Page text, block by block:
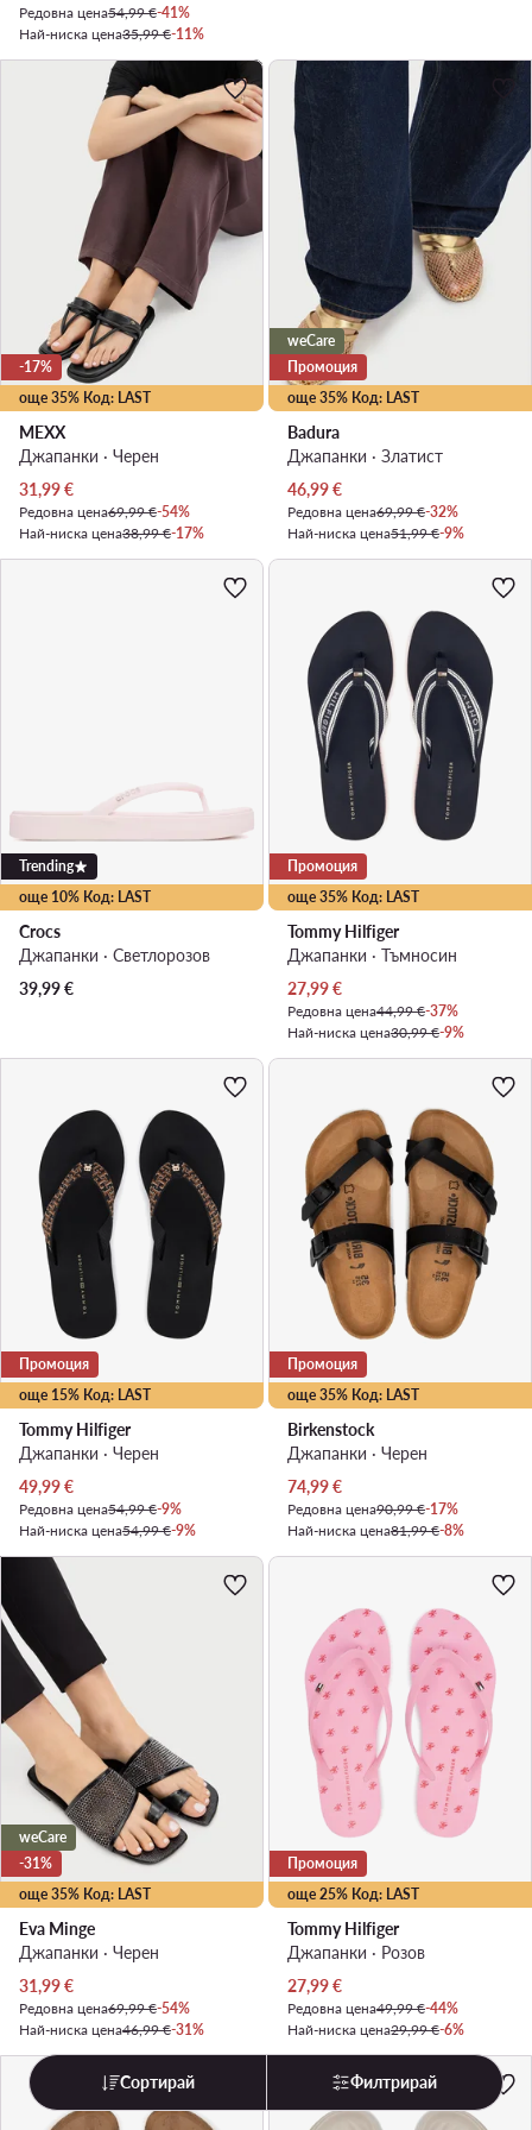
Редовна цена54,99 €-41%
Най-ниска цена35,99 €-11%
още 35% Код: LAST
-17%
MEXX
Джапанки · Черен
Актуална цена
31,99€
Редовна цена69,99 €-54%
Най-ниска цена38,99 €-17%
още 35% Код: LAST
weCare
Промоция
Badura
Джапанки · Златист
Актуална цена
46,99€
Редовна цена69,99 €-32%
Най-ниска цена51,99 €-9%
още 10% Код: LAST
Trending
Crocs
Джапанки · Светлорозов
39,99€
още 35% Код: LAST
Промоция
Tommy Hilfiger
Джапанки · Тъмносин
Актуална цена
27,99€
Редовна цена44,99 €-37%
Най-ниска цена30,99 €-9%
още 15% Код: LAST
Промоция
Tommy Hilfiger
Джапанки · Черен
Актуална цена
49,99€
Редовна цена54,99 €-9%
Най-ниска цена54,99 €-9%
още 35% Код: LAST
Промоция
Birkenstock
Джапанки · Черен
Актуална цена
74,99€
Редовна цена90,99 €-17%
Най-ниска цена81,99 €-8%
още 35% Код: LAST
weCare
-31%
Eva Minge
Джапанки · Черен
Актуална цена
31,99€
Редовна цена69,99 €-54%
Най-ниска цена46,99 €-31%
още 25% Код: LAST
Промоция
Tommy Hilfiger
Джапанки · Розов
Актуална цена
27,99€
Редовна цена49,99 €-44%
Най-ниска цена29,99 €-6%
Сортирай Филтрирай